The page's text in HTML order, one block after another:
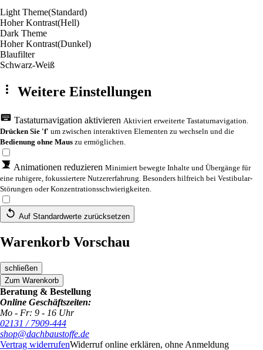
Light Theme(Standard)
Hoher Kontrast(Hell)
Dark Theme
Hoher Kontrast(Dunkel)
Blaufilter
Schwarz-Weiß
Weitere Einstellungen
Tastaturnavigation aktivieren Aktiviert erweiterte Tastaturnavigation.
Drücken Sie 'f' um zwischen interaktiven Elementen zu wechseln und die
Bedienung ohne Maus zu ermöglichen.
Animationen reduzieren Minimiert bewegte Inhalte und Übergänge für
eine ruhigere, fokussiertere Nutzererfahrung. Besonders hilfreich bei Vestibular-
Störungen oder Konzentrationsschwierigkeiten.
Auf Standardwerte zurücksetzen
Warenkorb Vorschau
schließen
Zum Warenkorb
Beratung & Bestellung
Online Geschäftszeiten:
Mo - Fr: 9 - 16 Uhr
02131 / 7909-444
shop@dachbaustoffe.de
Vertrag widerrufenWiderruf online erklären, ohne Anmeldung